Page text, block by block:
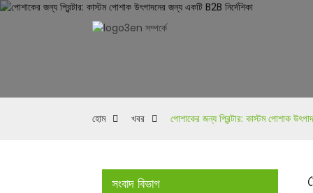
হোম খবর পোশাকের জন্য প্রিন্টার: কাস্টম পোশাক
সংবাদ বিভাগ